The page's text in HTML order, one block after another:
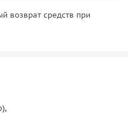
возврат средств при